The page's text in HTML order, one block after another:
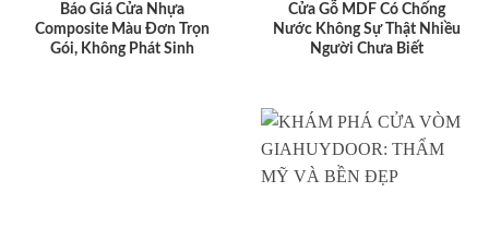
Báo Giá Cửa Nhựa
Composite Màu Đơn Trọn
Gói, Không Phát Sinh
Cửa Gỗ MDF Có Chống
Nước Không Sự Thật Nhiều
Người Chưa Biết